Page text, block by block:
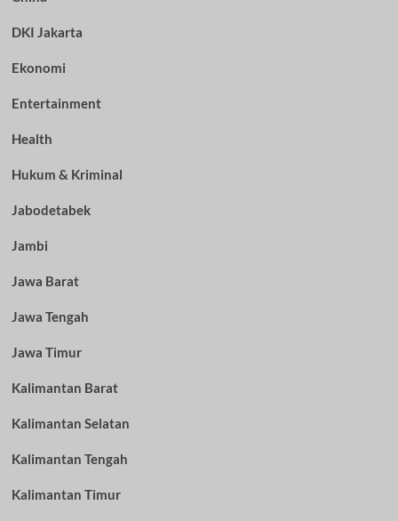
DKI Jakarta
Ekonomi
Entertainment
Health
Hukum & Kriminal
Jabodetabek
Jambi
Jawa Barat
Jawa Tengah
Jawa Timur
Kalimantan Barat
Kalimantan Selatan
Kalimantan Tengah
Kalimantan Timur